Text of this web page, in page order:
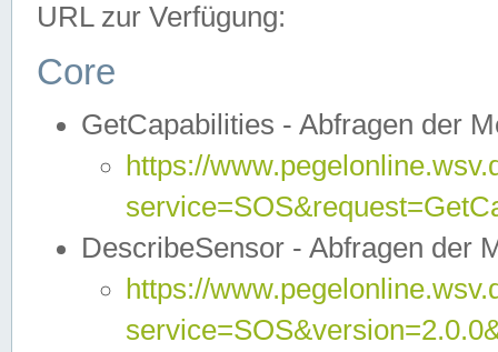
URL zur Verfügung:
Core
GetCapabilities - Abfragen der
https://
DescribeSensor - Abfragen der
https://